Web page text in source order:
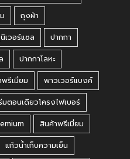
ถุงผ้า
เวอร์แซล
ปากกา
ปากกาโลหะ
รีเมี่ยม
พาวเวอร์แบงค์
มตอนเดียวโครงไฟเบอร์
สินค้าพรีเมี่ยม
แก้วน้ำเก็บความเย็น